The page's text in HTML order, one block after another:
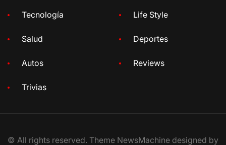
Tecnología Life Style
Salud Deportes
Autos Reviews
Trivias
© All rights reserved. Theme NewsMachine designed by